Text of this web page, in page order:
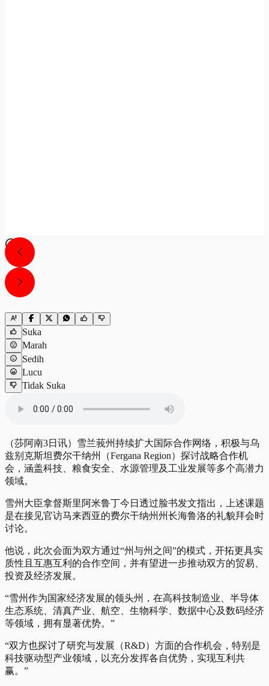
Suka
Marah
Sedih
Lucu
Tidak Suka
（莎阿南3日讯）雪兰莪州持续扩大国际合作网络，积极与乌
兹别克斯坦费尔干纳州（Fergana Region）探讨战略合作机
会，涵盖科技、粮食安全、水源管理及工业发展等多个高潜力
领域。
雪州大臣拿督斯里阿米鲁丁今日透过脸书发文指出，上述课题
是在接见官访马来西亚的费尔干纳州州长海鲁洛的礼貌拜会时
讨论。
他说，此次会面为双方通过“州与州之间”的模式，开拓更具实
质性且互惠互利的合作空间，并有望进一步推动双方的贸易、
投资及经济发展。
“雪州作为国家经济发展的领头州，在高科技制造业、半导体
生态系统、清真产业、航空、生物科学、数据中心及数码经济
等领域，拥有显著优势。”
“双方也探讨了研究与发展（R&D）方面的合作机会，特别是
科技驱动型产业领域，以充分发挥各自优势，实现互利共
赢。”